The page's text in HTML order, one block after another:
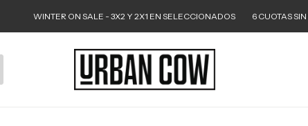
WINTER ON SALE - 3X2 Y 2X1 EN SELECCIONADOS 6 CUOTAS SIN